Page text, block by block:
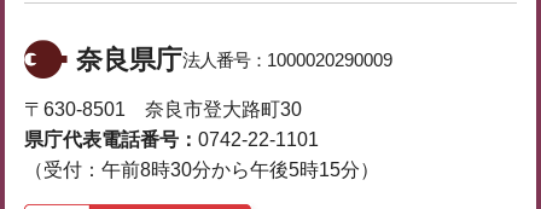
奈良県庁法人番号： 1000020290009
〒630-8501 奈良市登大路町30
県庁代表電話番号： 0742-22-1101
（受付：午前8時30分から午後5時15分）